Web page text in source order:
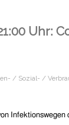
Uhr:
/ Sozial- /
Infektionswegen